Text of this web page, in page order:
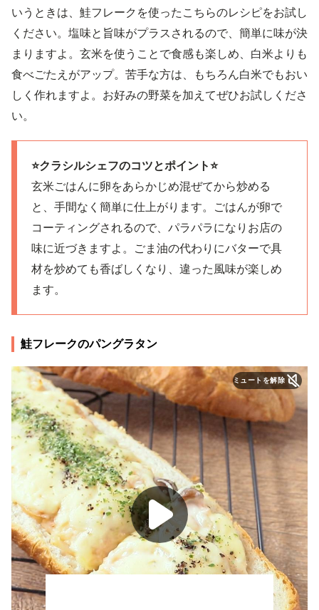
いうときは、鮭フレークを使ったこちらのレシピをお試し
ください。塩味と旨味がプラスされるので、簡単に味が決
まりますよ。玄米を使うことで食感も楽しめ、白米よりも
食べごたえがアップ。苦手な方は、もちろん白米でもおい
しく作れますよ。お好みの野菜を加えてぜひお試しくださ
い。
⭐️クラシルシェフのコツとポイント⭐️
玄米ごはんに卵をあらかじめ混ぜてから炒める
と、手間なく簡単に仕上がります。ごはんが卵で
コーティングされるので、パラパラになりお店の
味に近づきますよ。ごま油の代わりにバターで具
材を炒めても香ばしくなり、違った風味が楽しめ
ます。
鮭フレークのパングラタン
ミュートを解除